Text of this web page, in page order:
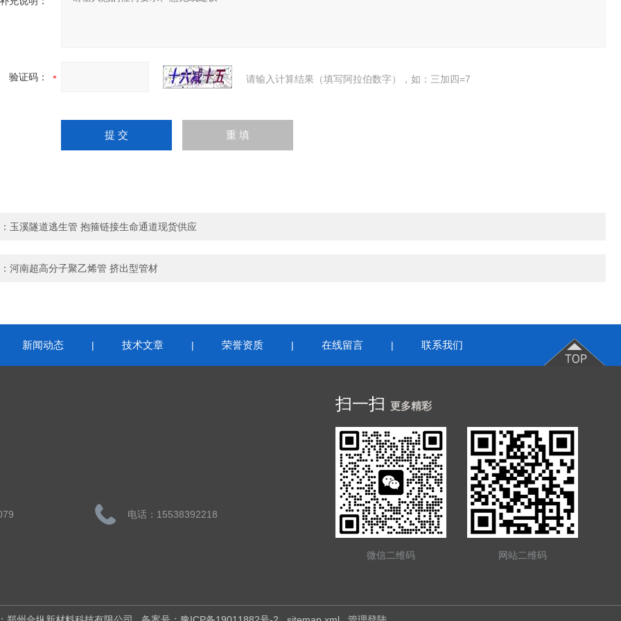
验证码： 请输入计算结果（填写阿拉伯数字），如：三加四=7
玉溪隧道逃生管 抱箍链接生命通道现货供应
河南超高分子聚乙烯管 挤出型管材
新闻动态 | 技术文章 | 荣誉资质 | 在线留言 | 联系我们
电话：15538392218
扫一扫 更多精彩
微信二维码 网站二维码